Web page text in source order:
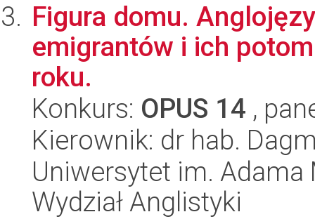
Figura domu.
emigrantów i ich
roku.
Konkurs: OPUS 14 ,
Kierownik: dr hab.
Uniwersytet im.
Wydział Anglistyki